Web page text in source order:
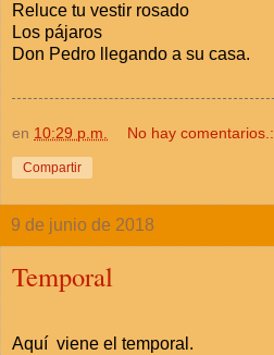
Reluce tu vestir rosado
Los pájaros
Don Pedro llegando a su casa.
en 10:29 p.m. No hay comentarios.:
Compartir
9 de junio de 2018
Temporal
Aquí viene el temporal.